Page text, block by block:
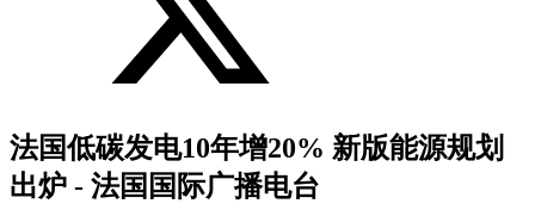
法国低碳发电10年增20% 新版能源规划
出炉 - 法国国际广播电台